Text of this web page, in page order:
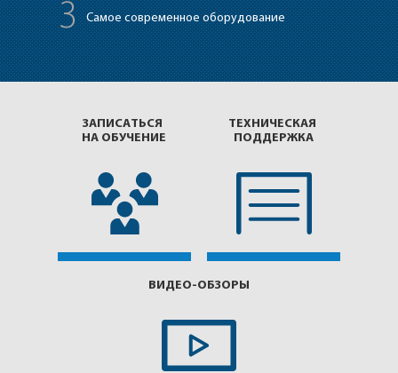
3 Самое современное оборудование
ЗАПИСАТЬСЯ
НА ОБУЧЕНИЕ
ТЕХНИЧЕСКАЯ
ПОДДЕРЖКА
ВИДЕО-ОБЗОРЫ